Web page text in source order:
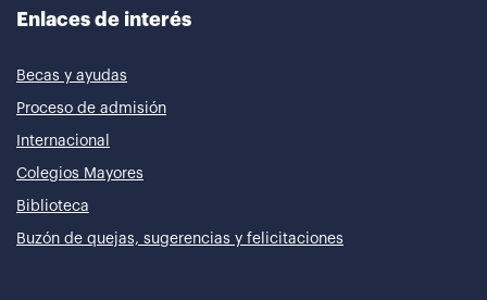
Enlaces de interés
Becas y ayudas
Proceso de admisión
Internacional
Colegios Mayores
Biblioteca
Buzón de quejas, sugerencias y felicitaciones